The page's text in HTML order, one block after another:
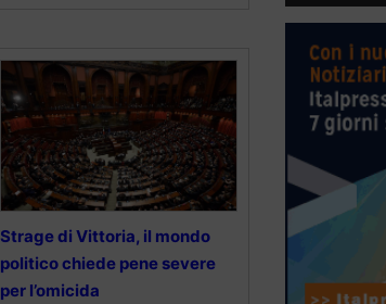
Strage di Vittoria, il mondo
politico chiede pene severe
per l’omicida